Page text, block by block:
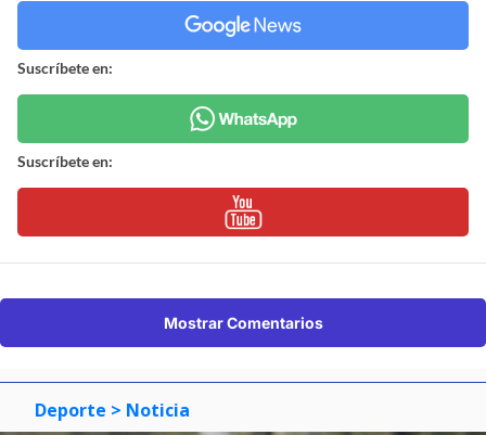
Suscríbete en:
Suscríbete en:
Mostrar Comentarios
Deporte > Noticia